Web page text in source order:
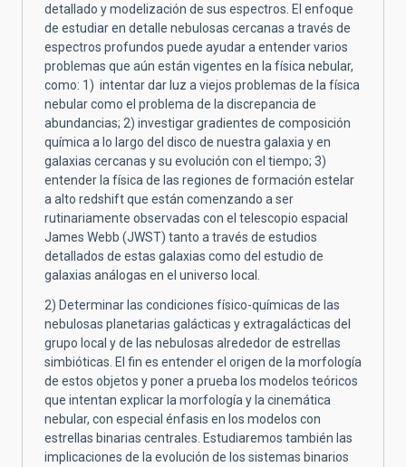
detallado y modelización de sus espectros. El enfoque
de estudiar en detalle nebulosas cercanas a través de
espectros profundos puede ayudar a entender varios
problemas que aún están vigentes en la física nebular,
como: 1) intentar dar luz a viejos problemas de la física
nebular como el problema de la discrepancia de
abundancias; 2) investigar gradientes de composición
química a lo largo del disco de nuestra galaxia y en
galaxias cercanas y su evolución con el tiempo; 3)
entender la física de las regiones de formación estelar
a alto redshift que están comenzando a ser
rutinariamente observadas con el telescopio espacial
James Webb (JWST) tanto a través de estudios
detallados de estas galaxias como del estudio de
galaxias análogas en el universo local.
2) Determinar las condiciones físico-químicas de las
nebulosas planetarias galácticas y extragalácticas del
grupo local y de las nebulosas alrededor de estrellas
simbióticas. El fin es entender el origen de la morfología
de estos objetos y poner a prueba los modelos teóricos
que intentan explicar la morfología y la cinemática
nebular, con especial énfasis en los modelos con
estrellas binarias centrales. Estudiaremos también las
implicaciones de la evolución de los sistemas binarios